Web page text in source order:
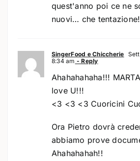
quest'anno poi ce ne
nuovi… che tentazione!
SingerFood e Chiccherie
8:34 am - Reply
Ahahahahaha!!!
love U!!!
<3 <3 <3 Cuoricini
Ora Pietro dovrà
abbiamo prove
Ahahahahah!!